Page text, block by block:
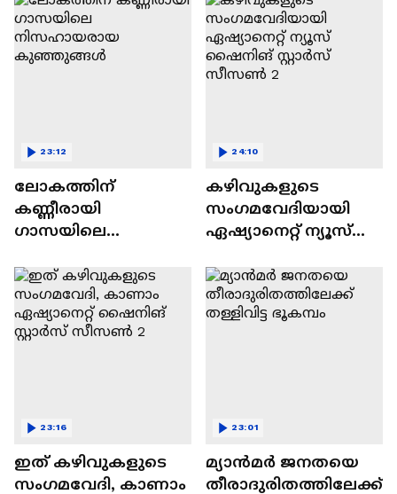
ലോകത്തിന്
കണ്ണീരായി
ഗാസയിലെ
കുഞ്ഞുങ്ങൾ
23:12
കഴിവുകളുടെ
സംഗമവേദിയായി
ഏഷ്യാനെറ്റ് ന്യൂസ്
സീസൺ 2
24:10
ഇത് കഴിവുകളുടെ
സംഗമവേദി, കാണാം
23:16
മ്യാൻമർ ജനതയെ
തീരാദുരിതത്തിലേക്ക്
23:01